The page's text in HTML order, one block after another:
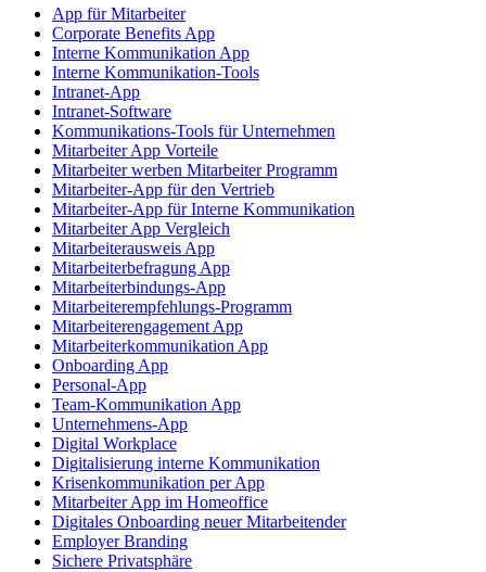
App für Mitarbeiter
Corporate Benefits App
Interne Kommunikation App
Interne Kommunikation-Tools
Intranet-App
Intranet-Software
Kommunikations-Tools für Unternehmen
Mitarbeiter App Vorteile
Mitarbeiter werben Mitarbeiter Programm
Mitarbeiter-App für den Vertrieb
Mitarbeiter-App für Interne Kommunikation
Mitarbeiter App Vergleich
Mitarbeiterausweis App
Mitarbeiterbefragung App
Mitarbeiterbindungs-App
Mitarbeiterempfehlungs-Programm
Mitarbeiterengagement App
Mitarbeiterkommunikation App
Onboarding App
Personal-App
Team-Kommunikation App
Unternehmens-App
Digital Workplace
Digitalisierung interne Kommunikation
Krisenkommunikation per App
Mitarbeiter App im Homeoffice
Digitales Onboarding neuer Mitarbeitender
Employer Branding
Sichere Privatsphäre